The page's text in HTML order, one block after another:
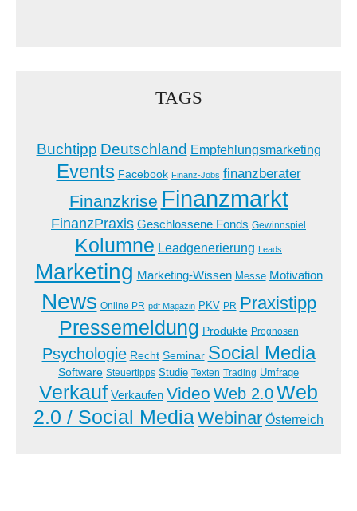
TAGS
Buchtipp Deutschland Empfehlungsmarketing
Events Facebook Finanz-Jobs finanzberater
Finanzkrise Finanzmarkt
FinanzPraxis Geschlossene Fonds Gewinnspiel
Kolumne Leadgenerierung Leads
Marketing Marketing-Wissen Messe Motivation
News Online PR pdf Magazin PKV PR Praxistipp
Pressemeldung Produkte Prognosen
Psychologie Recht Seminar Social Media
Software Steuertipps Studie Texten Trading Umfrage
Verkauf Verkaufen Video Web 2.0Web
2.0 / Social MediaWebinar Österreich